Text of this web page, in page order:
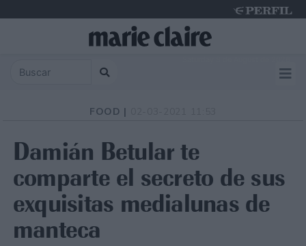
FOOD |
Damián Betular te
comparte el secreto de sus
exquisitas medialunas de
manteca